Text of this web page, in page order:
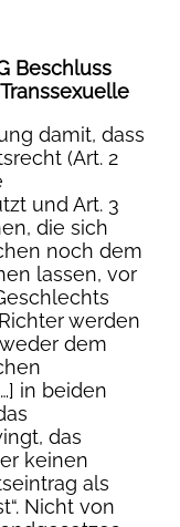
Beschluss
damit, dass
(Art. 2
und Art. 3
die sich
noch dem
lassen, vor
werden
dem
in beiden
das
keinen
als
Nicht von